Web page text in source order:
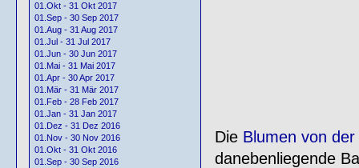
01.Okt - 31 Okt 2017
01.Sep - 30 Sep 2017
01.Aug - 31 Aug 2017
01.Jul - 31 Jul 2017
01.Jun - 30 Jun 2017
01.Mai - 31 Mai 2017
01.Apr - 30 Apr 2017
01.Mär - 31 Mär 2017
01.Feb - 28 Feb 2017
01.Jan - 31 Jan 2017
01.Dez - 31 Dez 2016
01.Nov - 30 Nov 2016
01.Okt - 31 Okt 2016
01.Sep - 30 Sep 2016
Die Blumen von
danebenliegende